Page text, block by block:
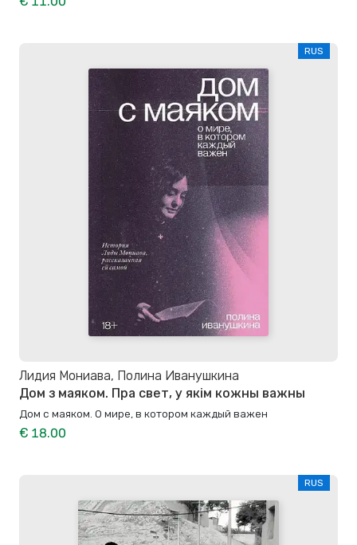
RUS
Лидия Мониава, Полина Иванушкина
Дом з маяком. Пра свет, у якім кожны важны
Дом с маяком. О мире, в котором каждый важен
€ 18.00
RUS